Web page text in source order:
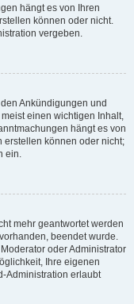
hängt es von Ihren
können oder nicht.
vergeben.
Ankündigungen und
einen wichtigen Inhalt,
hängt es von
erstellen können oder nicht;
ein.
mehr geantwortet werden
beendet wurde.
oder Administrator
Ihre eigenen
Administration erlaubt